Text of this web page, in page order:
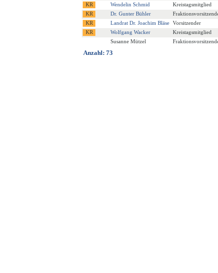
Wendelin Schmid
Kreistagsmitglied
Dr. Gunter Bühler
Landrat Dr. Joachim Bläse Vorsitzender
Wolfgang Wacker
Kreistagsmitglied
Susanne Mützel
Anzahl: 73